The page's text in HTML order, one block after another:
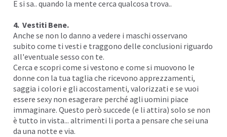
E si sa.. quando la mente cerca qualcosa trova..
4. Vestiti Bene.
Anche se non lo danno a vedere i maschi osservano
subito come ti vesti e traggono delle conclusioni riguardo
all'eventuale sesso con te.
Cerca e scopri come si vestono e come si muovono le
donne con la tua taglia che ricevono apprezzamenti,
saggia i colori e gli accostamenti, valorizzati e se vuoi
essere sexy non esagerare perché agli uomini piace
immaginare. Questo però succede (e li attira) solo se non
è tutto in vista... altrimenti li porta a pensare che sei una
da una notte e via.